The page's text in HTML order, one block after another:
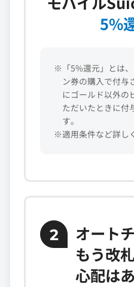
5%
※「5%還元」とは
ン券の購入で付与
にゴールド以外の
ただいたときに付
す。
※適用条件など詳し
2
オート
もう改
心配は